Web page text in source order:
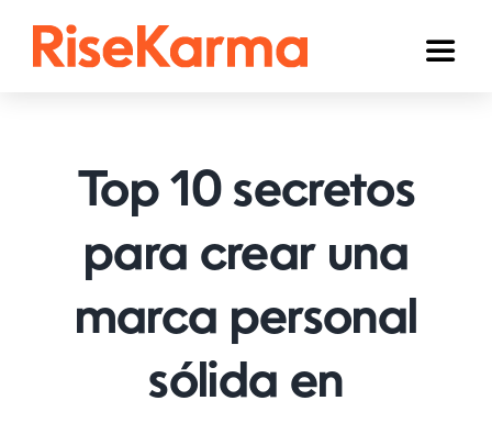
Toggle
TikTok
YouTube
Facebook
Twitter (𝕏)
Top 10 secretos
para crear una
marca personal
sólida en